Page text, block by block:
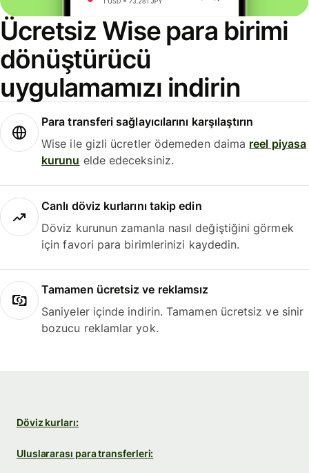
Ücretsiz Wise para birimi
dönüştürücü
uygulamamızı indirin
Para transferi sağlayıcılarını karşılaştırın
Wise ile gizli ücretler ödemeden daima reel piyasa
kurunu elde edeceksiniz.
Canlı döviz kurlarını takip edin
Döviz kurunun zamanla nasıl değiştiğini görmek
için favori para birimlerinizi kaydedin.
Tamamen ücretsiz ve reklamsız
Saniyeler içinde indirin. Tamamen ücretsiz ve sinir
bozucu reklamlar yok.
Döviz kurları:
Uluslararası para transferleri: